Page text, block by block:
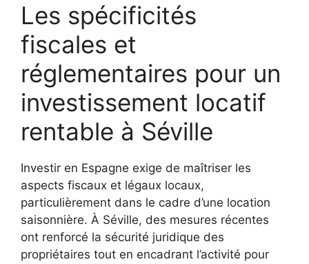
Les spécificités
fiscales et
réglementaires pour un
investissement locatif
rentable à Séville
Investir en Espagne exige de maîtriser les
aspects fiscaux et légaux locaux,
particulièrement dans le cadre d’une location
saisonnière. À Séville, des mesures récentes
ont renforcé la sécurité juridique des
propriétaires tout en encadrant l’activité pour